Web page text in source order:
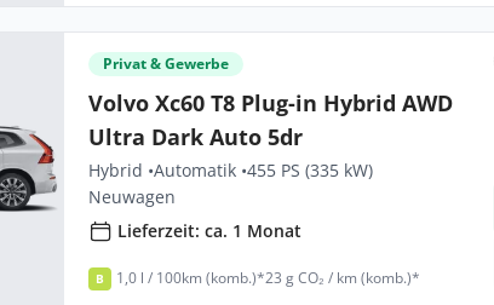
Privat & Gewerbe
Volvo Xc60 T8 Plug-in Hybrid AWD
Ultra Dark Auto 5dr
Hybrid •Automatik •455 PS (335 kW)
Neuwagen
Lieferzeit: ca. 1 Monat
B 1,0 l / 100km (komb.)*23 g CO₂ / km (komb.)*